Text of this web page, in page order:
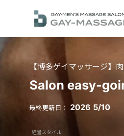
【博多ゲイマッサージ】
Salon easy-
2026 5/10